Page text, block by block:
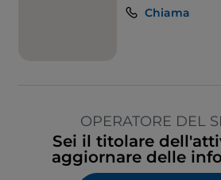
Chiama
OPERATORE DEL
Sei il titolare
aggiornare delle